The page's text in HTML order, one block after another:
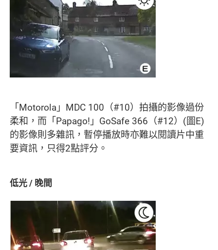
「Motorola」MDC 100（#10）拍攝的影像過份
柔和，而「Papago!」GoSafe 366（#12）(圖E)
的影像則多雜訊，暫停播放時亦難以閱讀片中重
要資訊，只得2點評分。
低光 / 晚間